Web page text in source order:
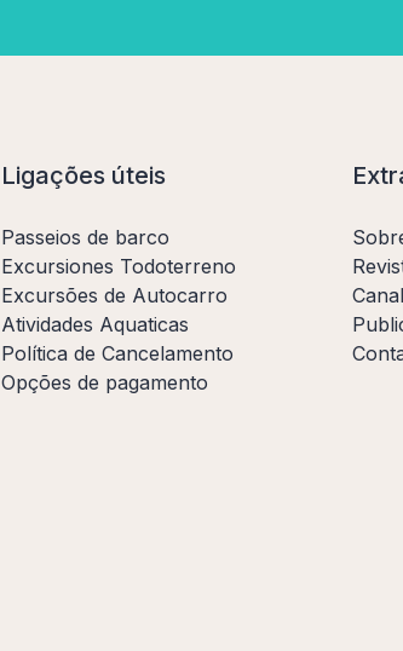
Ligações úteis
Passeios de barco
Excursiones Todoterreno
Excursões de Autocarro
Atividades Aquaticas
Política de Cancelamento
Opções de pagamento